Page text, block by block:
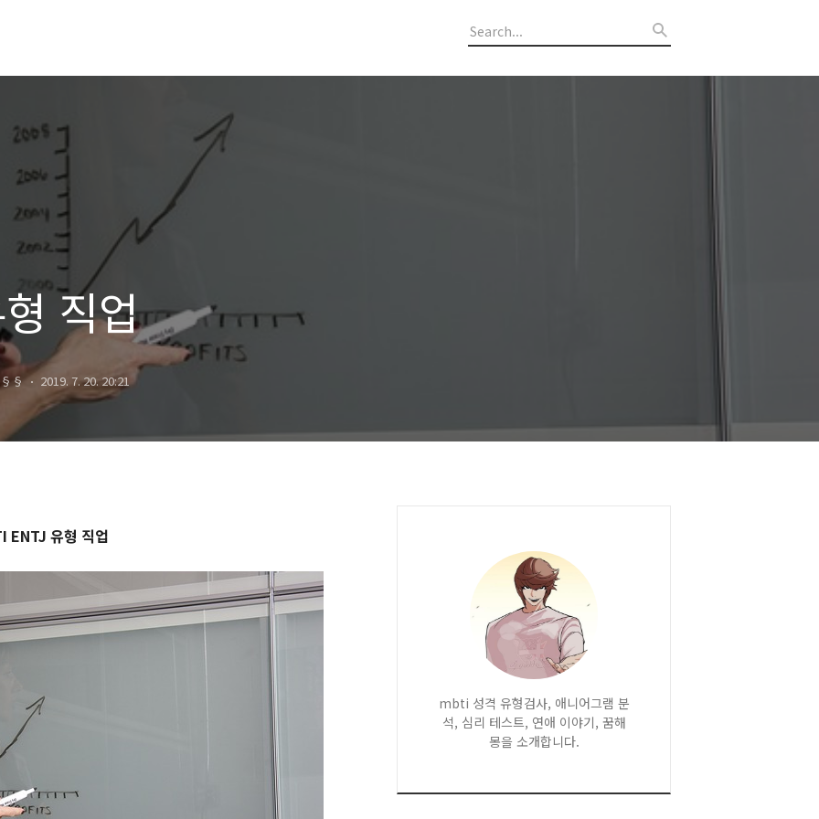
직업
2019. 7. 20. 20:21
ENTJ 유형 직업
mbti 성격 유형검사, 애니어그램 분
석, 심리 테스트, 연애 이야기, 꿈해
몽을 소개합니다.